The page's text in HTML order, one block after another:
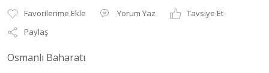
Yorum Yaz
Tavsiye Et
Paylaş
Osmanlı Baharatı